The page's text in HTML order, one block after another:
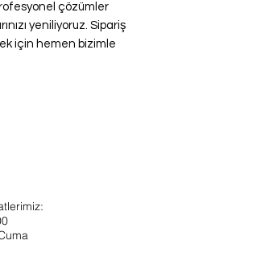
çözümler
yeniliyoruz. Sipariş
için hemen bizimle